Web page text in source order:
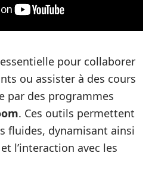
pour collaborer
ou assister à des cours
par des programmes
. Ces outils permettent
fluides, dynamisant ainsi
l’interaction avec les